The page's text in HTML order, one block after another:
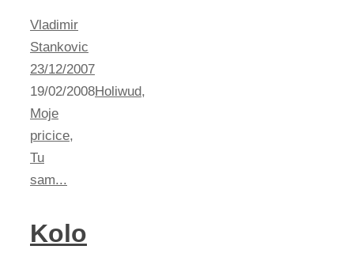
Vladimir
Stankovic
23/12/2007
19/02/2008Holiwud,
Moje
pricice,
Tu
sam...
Kolo